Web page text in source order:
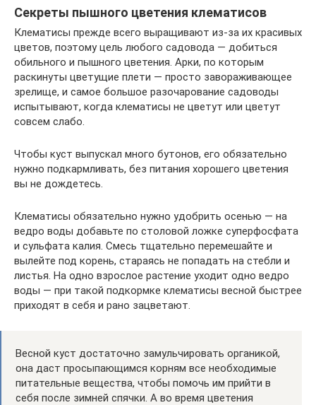
Секреты пышного цветения клематисов
Клематисы прежде всего выращивают из-за их красивых
цветов, поэтому цель любого садовода — добиться
обильного и пышного цветения. Арки, по которым
раскинуты цветущие плети — просто завораживающее
зрелище, и самое большое разочарование садоводы
испытывают, когда клематисы не цветут или цветут
совсем слабо.
Чтобы куст выпускал много бутонов, его обязательно
нужно подкармливать, без питания хорошего цветения
вы не дождетесь.
Клематисы обязательно нужно удобрить осенью — на
ведро воды добавьте по столовой ложке суперфосфата
и сульфата калия. Смесь тщательно перемешайте и
вылейте под корень, стараясь не попадать на стебли и
листья. На одно взрослое растение уходит одно ведро
воды — при такой подкормке клематисы весной быстрее
приходят в себя и рано зацветают.
Весной куст достаточно замульчировать органикой,
она даст просыпающимся корням все необходимые
питательные вещества, чтобы помочь им прийти в
себя после зимней спячки. А во время цветения